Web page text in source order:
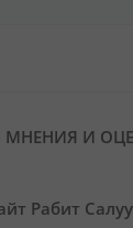
МНЕНИЯ И
Рабит